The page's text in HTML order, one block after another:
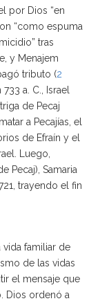
por Dios “en
“como espuma
tras
y Menajem
tributo (2
a. C., Israel
de Pecaj
a Pecajías, el
de Efraín y el
Luego,
Pecaj), Samaria
trayendo el fin
vida familiar de
de las vidas
el mensaje que
Dios ordenó a